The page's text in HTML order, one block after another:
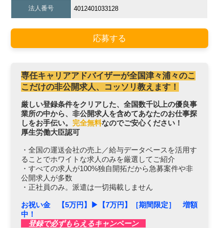
法人番号 4012401033128
応募する
専任キャリアアドバイザーが全国津々浦々のこ
こだけの非公開求人、コッソリ教えます！
厳しい登録条件をクリアした、全国数千以上の優良事
業所の中から、非公開求人を含めてあなたのお仕事探
しをお手伝い。 完全無料なのでご安心ください！
厚生労働大臣認可
・全国の運送会社の売上／給与データベースを活用す
ることでホワイトな求人のみを厳選してご紹介
・すべての求人が100%独自開拓だから急募案件や非
公開求人が多数
・正社員のみ。派遣は一切掲載しません
お祝い金 【5万円】▶︎【7万円】［期間限定］ 増額
中！
登録で必ずもらえるキャンペーン